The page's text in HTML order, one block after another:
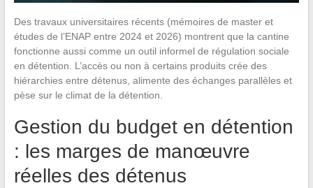
Des travaux universitaires récents (mémoires de master et
études de l’ENAP entre 2024 et 2026) montrent que la cantine
fonctionne aussi comme un outil informel de régulation sociale
en détention. L’accès ou non à certains produits crée des
hiérarchies entre détenus, alimente des échanges parallèles et
pèse sur le climat de la détention.
Gestion du budget en détention
: les marges de manœuvre
réelles des détenus